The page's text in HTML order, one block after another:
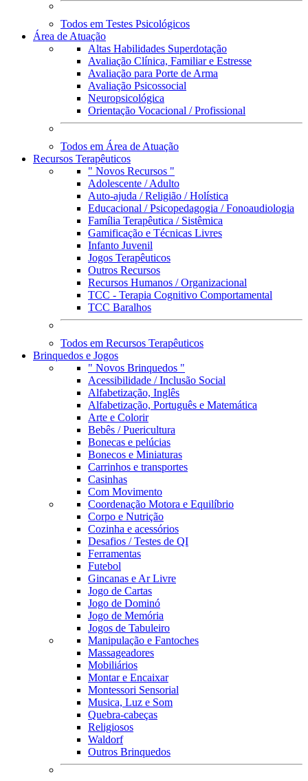
Todos em Testes Psicológicos
Área de Atuação
Altas Habilidades Superdotação
Avaliação Clínica, Familiar e Estresse
Avaliação para Porte de Arma
Avaliação Psicossocial
Neuropsicológica
Orientação Vocacional / Profissional
Todos em Área de Atuação
Recursos Terapêuticos
" Novos Recursos "
Adolescente / Adulto
Auto-ajuda / Religião / Holística
Educacional / Psicopedagogia / Fonoaudiologia
Família Terapêutica / Sistêmica
Gamificação e Técnicas Livres
Infanto Juvenil
Jogos Terapêuticos
Outros Recursos
Recursos Humanos / Organizacional
TCC - Terapia Cognitivo Comportamental
TCC Baralhos
Todos em Recursos Terapêuticos
Brinquedos e Jogos
" Novos Brinquedos "
Acessibilidade / Inclusão Social
Alfabetização, Inglês
Alfabetização, Português e Matemática
Arte e Colorir
Bebês / Puericultura
Bonecas e pelúcias
Bonecos e Miniaturas
Carrinhos e transportes
Casinhas
Com Movimento
Coordenação Motora e Equilíbrio
Corpo e Nutrição
Cozinha e acessórios
Desafios / Testes de QI
Ferramentas
Futebol
Gincanas e Ar Livre
Jogo de Cartas
Jogo de Dominó
Jogo de Memória
Jogos de Tabuleiro
Manipulação e Fantoches
Massageadores
Mobiliários
Montar e Encaixar
Montessori Sensorial
Musica, Luz e Som
Quebra-cabeças
Religiosos
Waldorf
Outros Brinquedos